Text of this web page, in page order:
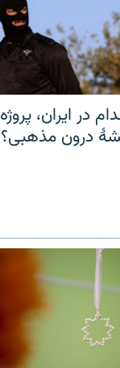
در ایران، پروژه
درون مذهبی؟